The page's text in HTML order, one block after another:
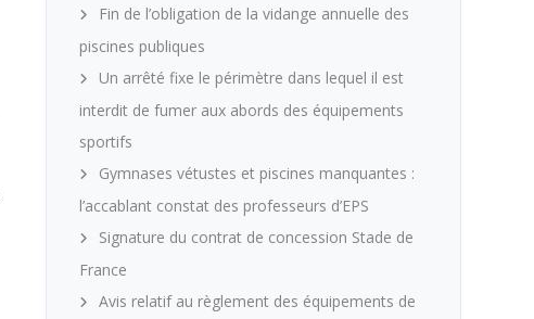
Fin de l’obligation de la vidange annuelle des
piscines publiques
Un arrêté fixe le périmètre dans lequel il est
interdit de fumer aux abords des équipements
sportifs
Gymnases vétustes et piscines manquantes :
l’accablant constat des professeurs d’EPS
Signature du contrat de concession Stade de
France
Avis relatif au règlement des équipements de